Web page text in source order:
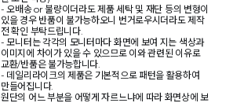
- 오배송 or 불량이더라도 제품 세탁 및 재단 등의 변형이
있을 경우 반품이 불가능하오니 번거로우시더라도 제작
전 확인 부탁드립니다.
- 모니터는 각각의 모니터마다 화면에 보여 지는 색상과
이미지에 차이가 있을 수 있으므로 이와 관련된 이유로
교환/반품은 불가능합니다.
- 데일리라이크의 제품은 기본적으로 패턴을 활용하여
만들어집니다.
원단의 어느 부분을 어떻게 자르느냐에 따라 화면상에 보